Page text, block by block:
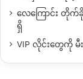
လေကြောင်း တိုက်
ရှိ
VIP လိုင်းတွေကို မီ